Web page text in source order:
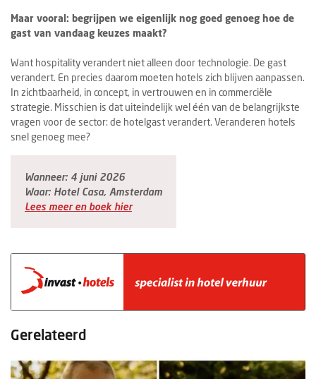
Maar vooral: begrijpen we eigenlijk nog goed genoeg hoe de
gast van vandaag keuzes maakt?
Want hospitality verandert niet alleen door technologie. De gast
verandert. En precies daarom moeten hotels zich blijven aanpassen.
In zichtbaarheid, in concept, in vertrouwen en in commerciële
strategie. Misschien is dat uiteindelijk wel één van de belangrijkste
vragen voor de sector: de hotelgast verandert. Veranderen hotels
snel genoeg mee?
Wanneer: 4 juni 2026
Waar: Hotel Casa, Amsterdam
Lees meer en boek hier
Gerelateerd